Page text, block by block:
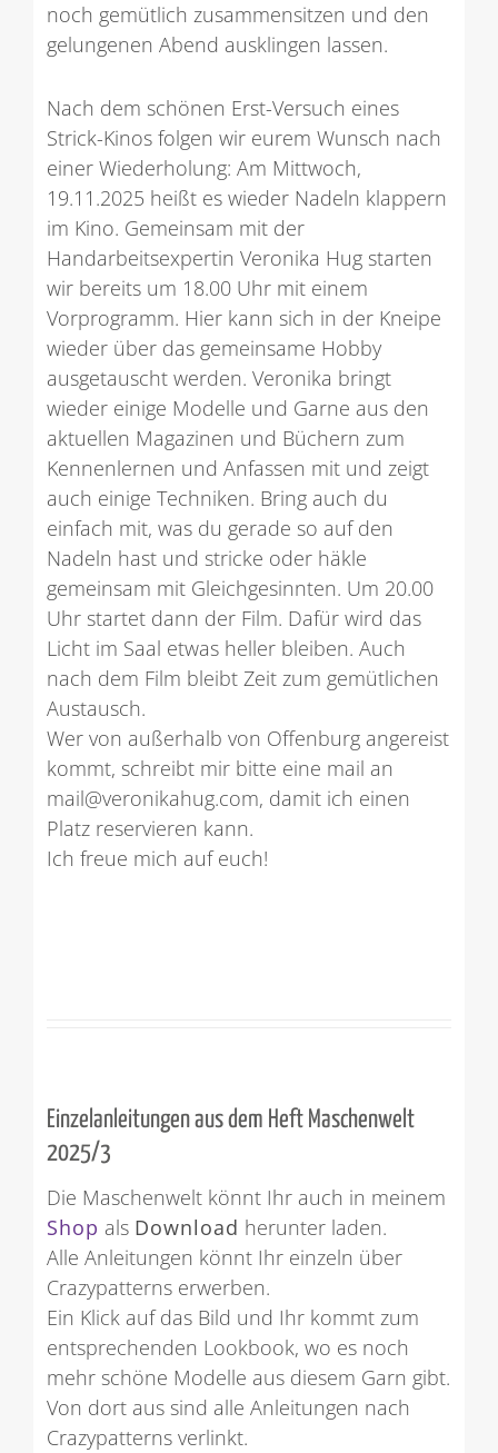
noch gemütlich zusammensitzen und den
gelungenen Abend ausklingen lassen.
Nach dem schönen Erst-Versuch eines
Strick-Kinos folgen wir eurem Wunsch nach
einer Wiederholung: Am Mittwoch,
19.11.2025 heißt es wieder Nadeln klappern
im Kino. Gemeinsam mit der
Handarbeitsexpertin Veronika Hug starten
wir bereits um 18.00 Uhr mit einem
Vorprogramm. Hier kann sich in der Kneipe
wieder über das gemeinsame Hobby
ausgetauscht werden. Veronika bringt
wieder einige Modelle und Garne aus den
aktuellen Magazinen und Büchern zum
Kennenlernen und Anfassen mit und zeigt
auch einige Techniken. Bring auch du
einfach mit, was du gerade so auf den
Nadeln hast und stricke oder häkle
gemeinsam mit Gleichgesinnten. Um 20.00
Uhr startet dann der Film. Dafür wird das
Licht im Saal etwas heller bleiben. Auch
nach dem Film bleibt Zeit zum gemütlichen
Austausch.
Wer von außerhalb von Offenburg angereist
kommt, schreibt mir bitte eine mail an
mail@veronikahug.com, damit ich einen
Platz reservieren kann.
Ich freue mich auf euch!
Einzelanleitungen aus dem Heft Maschenwelt
2025/3
Die Maschenwelt könnt Ihr auch in meinem
Shop als Download herunter laden.
Alle Anleitungen könnt Ihr einzeln über
Crazypatterns erwerben.
Ein Klick auf das Bild und Ihr kommt zum
entsprechenden Lookbook, wo es noch
mehr schöne Modelle aus diesem Garn gibt.
Von dort aus sind alle Anleitungen nach
Crazypatterns verlinkt.